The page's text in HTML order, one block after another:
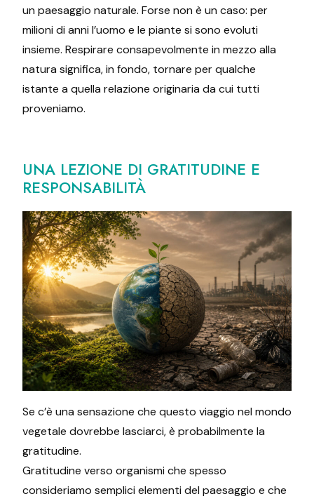
un paesaggio naturale. Forse non è un caso: per
milioni di anni l’uomo e le piante si sono evoluti
insieme. Respirare consapevolmente in mezzo alla
natura significa, in fondo, tornare per qualche
istante a quella relazione originaria da cui tutti
proveniamo.
UNA LEZIONE DI GRATITUDINE E
RESPONSABILITÀ
Se c’è una sensazione che questo viaggio nel mondo
vegetale dovrebbe lasciarci, è probabilmente la
gratitudine.
Gratitudine verso organismi che spesso
consideriamo semplici elementi del paesaggio e che